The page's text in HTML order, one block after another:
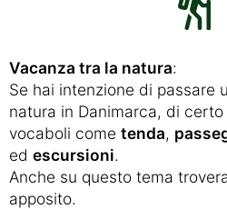
Vacanza tra la natura:
Se hai intenzione di passare
natura in Danimarca, di
vocaboli come tenda,
ed escursioni.
Anche su questo tema
apposito.